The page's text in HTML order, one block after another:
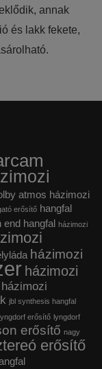
annak
és lakk fekete,
atmos házimozi
erősítő hangfal
end hangfal házimozi
házimozi
házimozi
házimozi
jbl synthesis hangfal
erősítő lyngdorf
erősítő nagy
erősítő